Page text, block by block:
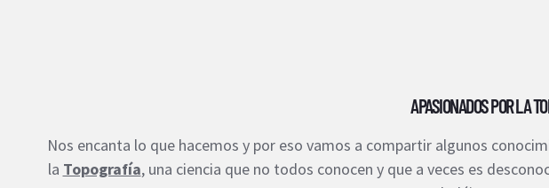
APASIONADOS POR LA
Nos encanta lo que hacemos y por eso vamos a compartir algunos
la Topografía, una ciencia que no todos conocen y que a veces es